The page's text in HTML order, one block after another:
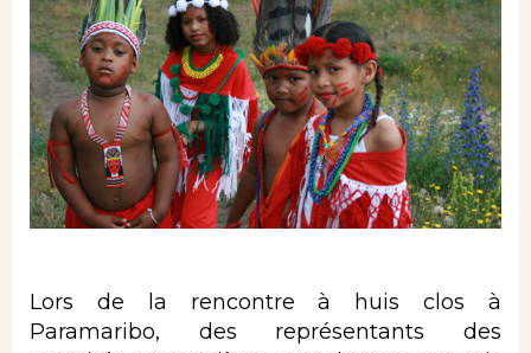
Lors de la rencontre à huis clos à
Paramaribo, des représentants des